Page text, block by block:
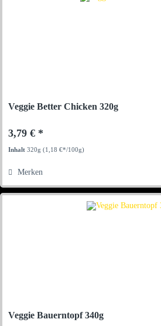
Veggie Better Chicken 320g
3,79 € *
Inhalt320g(1,18 €*/100g)
Merken
Veggie Bauerntopf 340g